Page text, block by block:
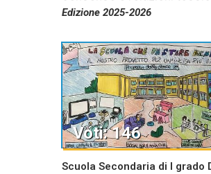
Edizione 2025-2026
Scuola Secondaria di I grado
Voti: 146